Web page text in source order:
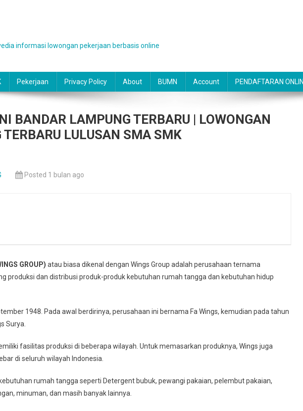
informasi lowongan pekerjaan berbasis online
Pekerjaan Privacy Policy About BUMN Account PENDAFTARAN
BANDAR LAMPUNG TERBARU | LOWONGAN
LULUSAN SMA SMK
Posted 1 bulan ago
GROUP) atau biasa dikenal dengan Wings Group adalah perusahaan ternama
produksi dan distribusi produk-produk kebutuhan rumah tangga dan kebutuhan hidup
1948. Pada awal berdirinya, perusahaan ini bernama Fa Wings, kemudian pada tahun
Surya.
fasilitas produksi di beberapa wilayah. Untuk memasarkan produknya, Wings juga
di seluruh wilayah Indonesia.
rumah tangga seperti Detergent bubuk, pewangi pakaian, pelembut pakaian,
minuman, dan masih banyak lainnya.